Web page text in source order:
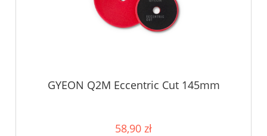
GYEON Q2M Eccentric Cut 145mm
58,90 zł